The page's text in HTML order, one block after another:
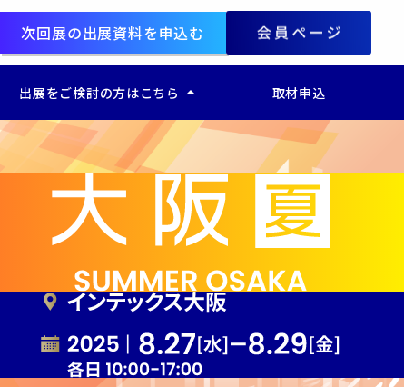
次回展の出展資料を申込む
出展をご検討の方はこちら arrow_drop_up
ー 出展をご検討の方はこちら
ー 販促支援 Week
ー 広告支援 EXPO
ー CS・CX支援 EXPO
ー EC通販支援 EXPO
ー フロントオフィス業務改革 EXPO
取材申込